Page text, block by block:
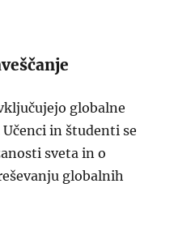
globalne
in študenti se
sveta in o
globalnih